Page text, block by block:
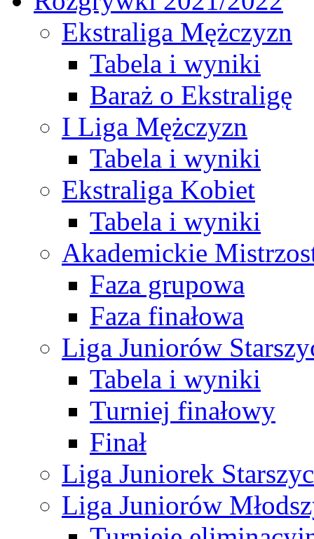
Ekstraliga Mężczyzn
Tabela i wyniki
Baraż o Ekstraligę
I Liga Mężczyzn
Tabela i wyniki
Ekstraliga Kobiet
Tabela i wyniki
Akademickie
Faza grupowa
Faza finałowa
Liga Juniorów
Tabela i wyniki
Turniej finałowy
Finał
Liga Juniorek
Liga Juniorów